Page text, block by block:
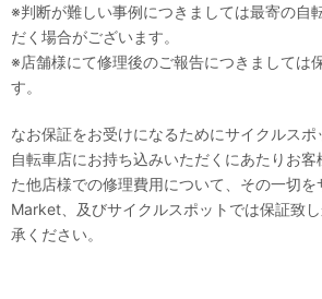
※判断が難しい事例につきましては最寄の自
だく場合がございます。
※店舗様にて修理後のご報告につきましては
す。
なお保証をお受けになるためにサイクルス
自転車店にお持ち込みいただくにあたりお客
た他店様での修理費用について、その一切を
Market、及びサイクルスポットでは保証致
承ください。